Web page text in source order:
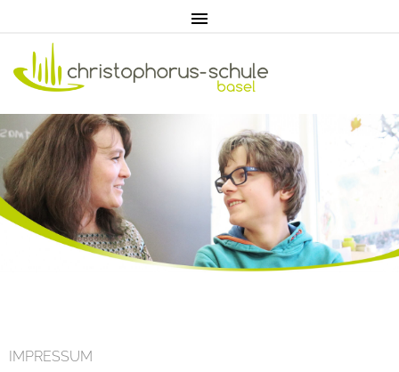
Home
IMPRESSUM